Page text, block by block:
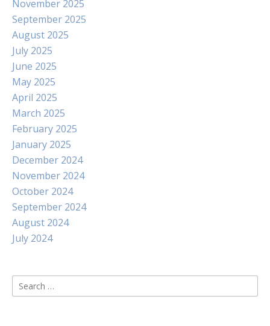
November 2025
September 2025
August 2025
July 2025
June 2025
May 2025
April 2025
March 2025
February 2025
January 2025
December 2024
November 2024
October 2024
September 2024
August 2024
July 2024
Search
for: